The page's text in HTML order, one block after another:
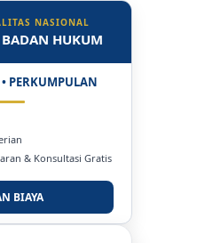
NASIONAL
HUKUM
• PERKUMPULAN
& Konsultasi Gratis
BIAYA